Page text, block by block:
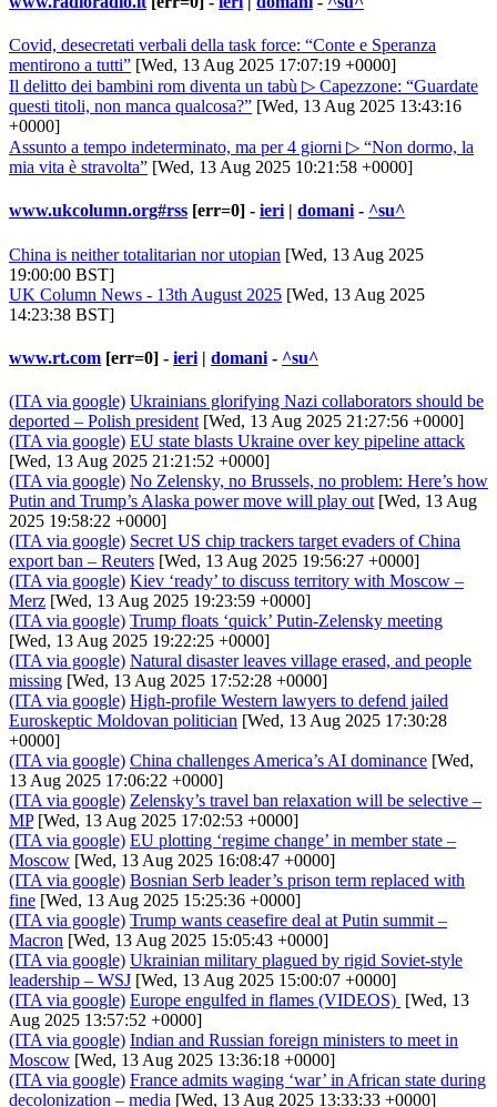
Covid, desecretati verbali della task force: “Conte e Speranza
mentirono a tutti” [Wed, 13 Aug 2025 17:07:19 +0000]
Il delitto dei bambini rom diventa un tabù ▷ Capezzone: “Guardate
questi titoli, non manca qualcosa?” [Wed, 13 Aug 2025 13:43:16
+0000]
Assunto a tempo indeterminato, ma per 4 giorni ▷ “Non dormo, la
mia vita è stravolta” [Wed, 13 Aug 2025 10:21:58 +0000]
www.ukcolumn.org#rss [err=0] - ieri | domani - ^su^
China is neither totalitarian nor utopian [Wed, 13 Aug 2025
19:00:00 BST]
UK Column News - 13th August 2025 [Wed, 13 Aug 2025
14:23:38 BST]
www.rt.com [err=0] - ieri | domani - ^su^
(ITA via google) Ukrainians glorifying Nazi collaborators should be
deported – Polish president [Wed, 13 Aug 2025 21:27:56 +0000]
(ITA via google) EU state blasts Ukraine over key pipeline attack
[Wed, 13 Aug 2025 21:21:52 +0000]
(ITA via google) No Zelensky, no Brussels, no problem: Here’s how
Putin and Trump’s Alaska power move will play out [Wed, 13 Aug
2025 19:58:22 +0000]
(ITA via google) Secret US chip trackers target evaders of China
export ban – Reuters [Wed, 13 Aug 2025 19:56:27 +0000]
(ITA via google) Kiev ‘ready’ to discuss territory with Moscow –
Merz [Wed, 13 Aug 2025 19:23:59 +0000]
(ITA via google) Trump floats ‘quick’ Putin-Zelensky meeting
[Wed, 13 Aug 2025 19:22:25 +0000]
(ITA via google) Natural disaster leaves village erased, and people
missing [Wed, 13 Aug 2025 17:52:28 +0000]
(ITA via google) High-profile Western lawyers to defend jailed
Euroskeptic Moldovan politician [Wed, 13 Aug 2025 17:30:28
+0000]
(ITA via google) China challenges America’s AI dominance [Wed,
13 Aug 2025 17:06:22 +0000]
(ITA via google) Zelensky’s travel ban relaxation will be selective –
MP[Wed, 13 Aug 2025 17:02:53 +0000]
(ITA via google) EU plotting ‘regime change’ in member state –
Moscow [Wed, 13 Aug 2025 16:08:47 +0000]
(ITA via google) Bosnian Serb leader’s prison term replaced with
fine [Wed, 13 Aug 2025 15:25:36 +0000]
(ITA via google) Trump wants ceasefire deal at Putin summit –
Macron [Wed, 13 Aug 2025 15:05:43 +0000]
(ITA via google) Ukrainian military plagued by rigid Soviet-style
leadership – WSJ [Wed, 13 Aug 2025 15:00:07 +0000]
(ITA via google) Europe engulfed in flames (VIDEOS) [Wed, 13
Aug 2025 13:57:52 +0000]
(ITA via google) Indian and Russian foreign ministers to meet in
Moscow [Wed, 13 Aug 2025 13:36:18 +0000]
(ITA via google) France admits waging ‘war’ in African state during
decolonization – media [Wed, 13 Aug 2025 13:33:33 +0000]